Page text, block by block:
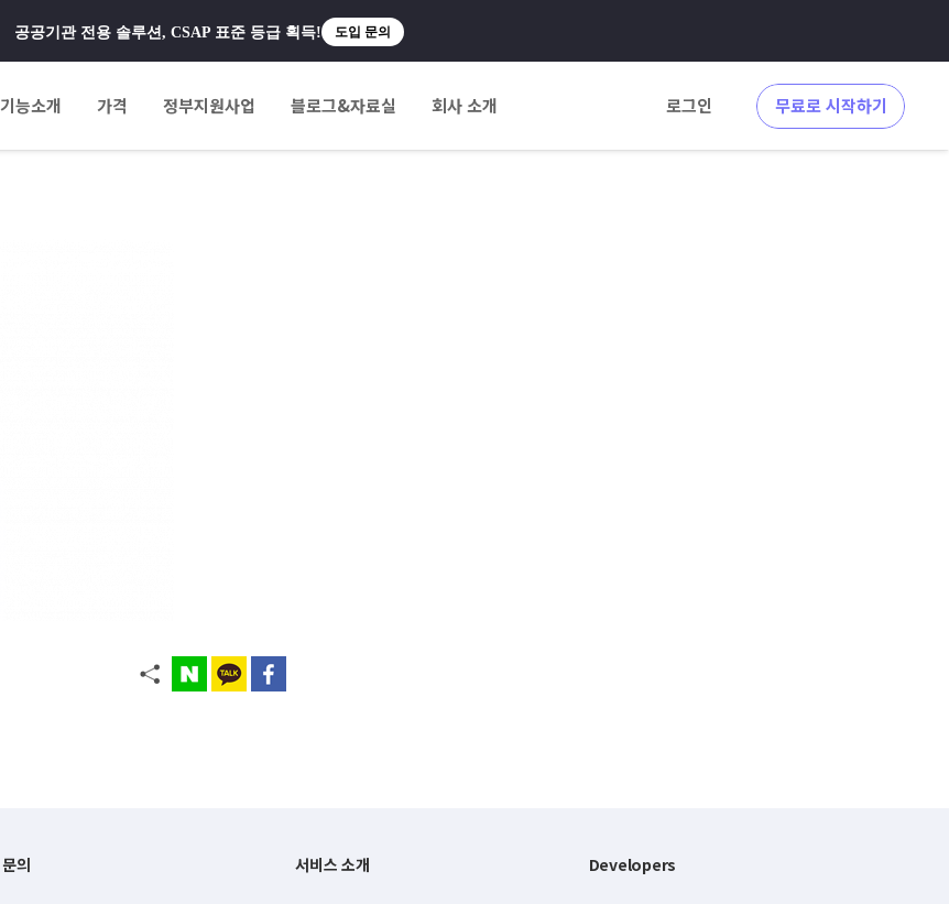
공공기관 전용 솔루션, CSAP 표준 등급 획득! 도입 문의
기능소개 가격 정부지원사업 블로그&자료실 회사 소개 로그인 무료로 시작하기
문의 서비스 소개 Developers